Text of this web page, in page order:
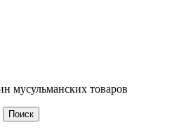
мусульманских товаров
Поиск